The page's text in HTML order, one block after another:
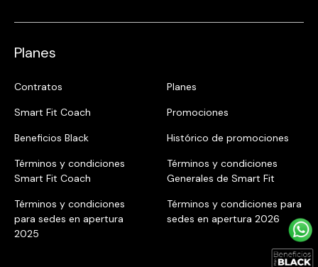
Planes
Contratos
Planes
Smart Fit Coach
Promociones
Beneficios Black
Histórico de promociones
Términos y condiciones
Smart Fit Coach
Términos y condiciones
Generales de Smart Fit
Términos y condiciones
para sedes en apertura
2025
Términos y condiciones para
sedes en apertura 2026